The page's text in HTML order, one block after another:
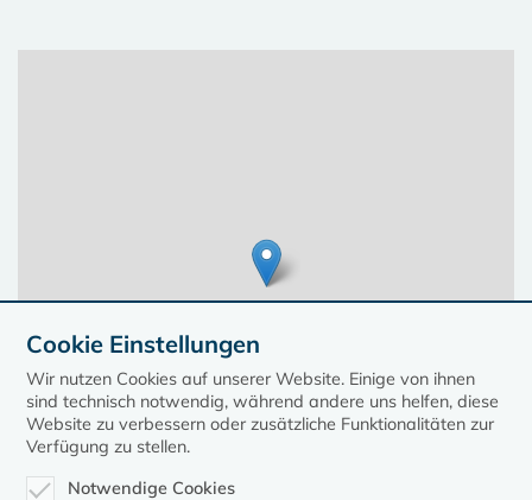
Cookie Einstellungen
Wir nutzen Cookies auf unserer Website. Einige von ihnen
sind technisch notwendig, während andere uns helfen, diese
Website zu verbessern oder zusätzliche Funktionalitäten zur
Verfügung zu stellen.
Notwendige Cookies